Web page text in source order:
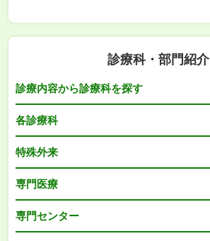
診療科・部門紹介
診療内容から診療科を探す
各診療科
特殊外来
専門医療
専門センター